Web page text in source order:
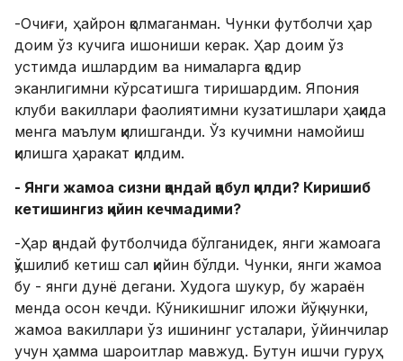
-Очиғи, ҳайрон қолмаганман. Чунки футболчи ҳар
доим ўз кучига ишониши керак. Ҳар доим ўз
устимда ишлардим ва нималарга қодир
эканлигимни кўрсатишга тиришардим. Япония
клуби вакиллари фаолиятимни кузатишлари ҳақида
менга маълум қилишганди. Ўз кучимни намойиш
қилишга ҳаракат қилдим.
- Янги жамоа сизни қандай қабул қилди? Киришиб
кетишингиз қийин кечмадими?
-Ҳар қандай футболчида бўлганидек, янги жамоага
қўшилиб кетиш сал қийин бўлди. Чунки, янги жамоа
бу - янги дунё дегани. Худога шукур, бу жараён
менда осон кечди. Кўникишниг иложи йўқ чунки,
жамоа вакиллари ўз ишининг усталари, ўйинчилар
учун ҳамма шароитлар мавжуд. Бутун ишчи гуруҳ